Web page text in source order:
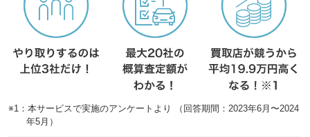
※1：本サービスで実施のアンケートより （回答期間：2023年6月〜2024
年5月）